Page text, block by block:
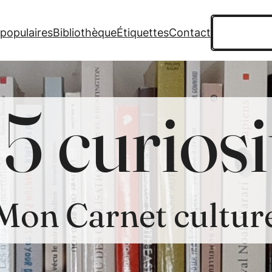
BibliothèqueÉtiquettesContact
Carnet